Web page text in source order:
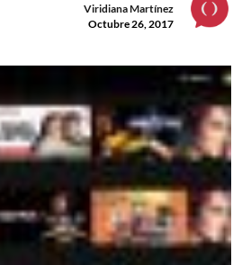
Viridiana Martínez
Octubre 26, 2017